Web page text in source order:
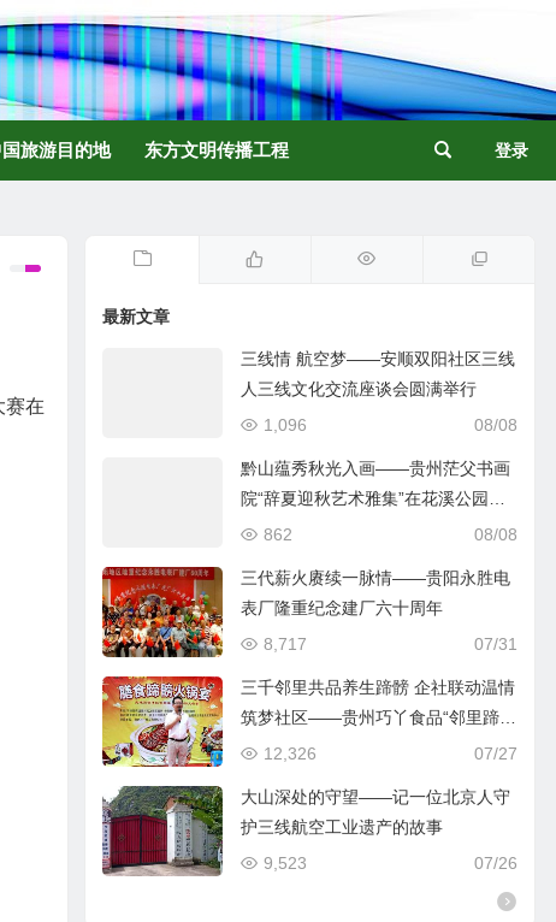
旅游目的地 东方文明传播工程 登录
赛在
最新文章
三线情 航空梦——安顺双阳社区三线
人三线文化交流座谈会圆满举行
08/08
1,096
黔山蕴秀秋光入画——贵州茫父书画
院“辞夏迎秋艺术雅集”在花溪公园举
行
08/08
862
三代薪火赓续一脉情——贵阳永胜电
表厂隆重纪念建厂六十周年
07/31
8,717
三千邻里共品养生蹄髈 企社联动温情
筑梦社区——贵州巧丫食品“邻里蹄髈
火锅宴”在帝景社区圆满举行
07/27
12,326
大山深处的守望——记一位北京人守
护三线航空工业遗产的故事
07/26
9,523